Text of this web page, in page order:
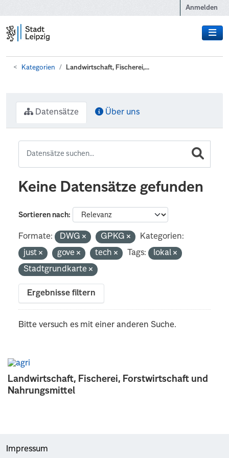
Anmelden
Kategorien Landwirtschaft, Fischerei,...
Landwirtschaft, Fischerei, Forstwirtschaft und
Nahrungsmittel
Datensätze Über uns
Keine Datensätze gefunden
Sortieren nach
Formate: DWG GPKG
Kategorien:
just
gove tech Tags:
lokal
Stadtgrundkarte
Ergebnisse filtern
Bitte versuch es mit einer anderen Suche.
Impressum